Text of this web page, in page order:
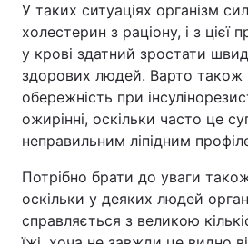
У таких ситуаціях організм
холестерин з раціону, і з цієї
у крові здатний зростати
здорових людей. Варто також
обережність при
ожирінні, оскільки часто це
неправильним ліпідним
Потрібно брати до уваги
оскільки у деяких людей
справляється з великою